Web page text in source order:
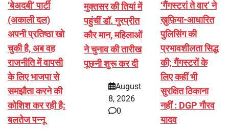
‘बेअदबी’ पार्टी
(अकाली दल)
अपनी प्रतिष्ठा खो
चुकी है, अब वह
राजनीति में वापसी
के लिए भाजपा से
समझौता करने की
कोशिश कर रही है:
बलतेज पन्नू
मुक्तसर की तियां में
पहुंचीं डॉ. गुरप्रीत
कौर मान, महिलाओं
ने चुनाव की तारीख
पूछनी शुरू कर दी
August
8, 2026
0
‘गैंगस्टरां ते वार’ ने
ख़ुफ़िया-आधारित
पुलिसिंग की
प्रभावशीलता सिद्ध
की; गैंगस्टरों के
लिए कहीं भी
सुरक्षित ठिकाना
नहीं : DGP गौरव
यादव